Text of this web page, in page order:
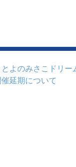
とよのみさこドリ
催延期について